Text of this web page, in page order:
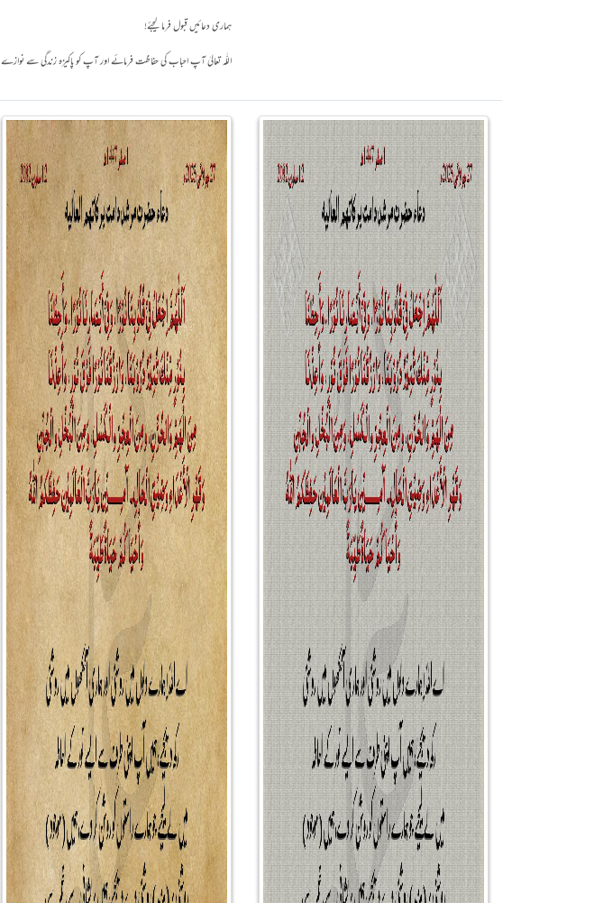
ہماری دعائیں قبول فرما لیجئے!
اللّٰہ تعالیٰ آپ احباب کی حفاظت فرمائے اور آپ کو پاکیزہ زندگی سے نوازے